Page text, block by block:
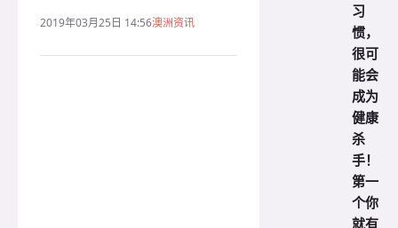
2019年03月25日 14:56澳洲资讯
习
惯，
很可
能会
成为
健康
杀
手！
第一
个你
就有